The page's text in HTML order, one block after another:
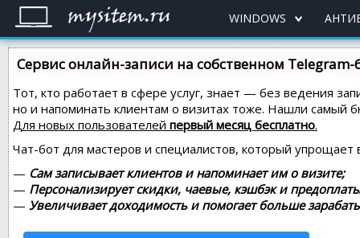
WINDOWS
Сервис онлайн-записи на собственном Telegram-
Тот, кто работает в сфере услуг, знает — без ведения
но и напоминать клиентам о визитах тоже. Нашли самый
Для новых пользователей первый месяц бесплатно.
Чат-бот для мастеров и специалистов, который упрощает
— Сам записывает клиентов и напоминает им о визите;
— Персонализирует скидки, чаевые, кэшбэк и
— Увеличивает доходимость и помогает больше